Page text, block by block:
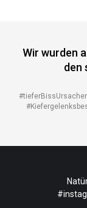
Wir wurden
den